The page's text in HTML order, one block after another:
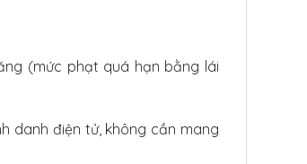
(mức phạt quá hạn bằng lái
danh điện tử, không cần mang